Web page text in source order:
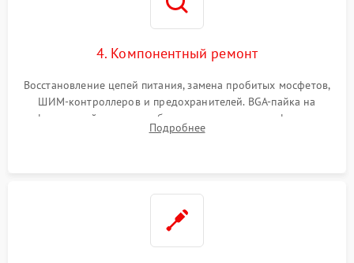
4. Компонентный ремонт
Восстановление цепей питания, замена пробитых мосфетов,
ШИМ-контроллеров и предохранителей. BGA-пайка на
инфракрасной станции реболлинг или замена графического
чипа и дефектной памяти GDDR. Прошивка BIOS
Подробнее